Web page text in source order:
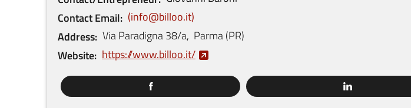
Contact Email
info@billoo.it
Address Via Paradigna38/a, Parma(PR)
Website https://www.billoo.it/